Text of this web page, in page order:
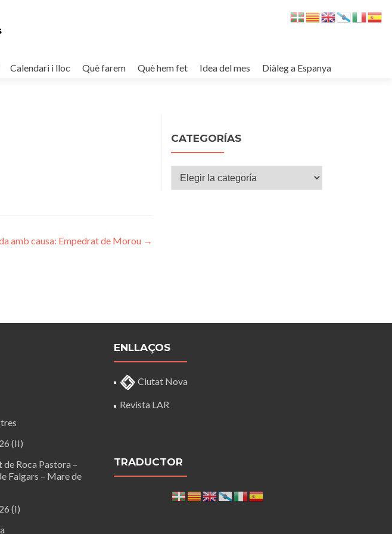
Calendari i lloc Què farem Què hem fet Idea del mes Diàleg a Espanya
amb causa: Empedrat de Morou →
CATEGORÍAS
Categorías
(II)
de Roca Pastora –
Falgars – Mare de
(I)
ENLLAÇOS
Ciutat Nova
Revista LAR
TRADUCTOR